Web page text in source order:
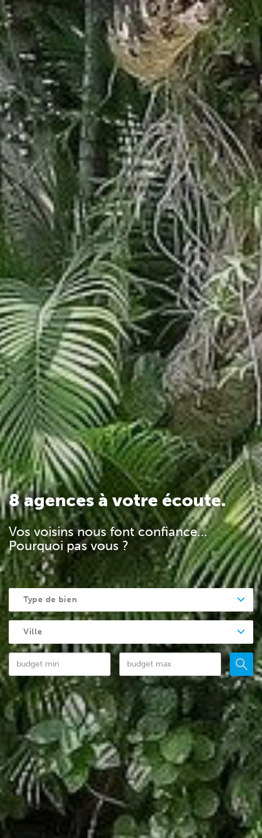
8 agences à votre écoute.
Vos voisins nous font confiance...
Pourquoi pas vous ?
Type de bien
Ville